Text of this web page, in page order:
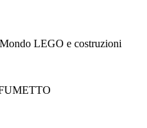
LEGO e costruzioni